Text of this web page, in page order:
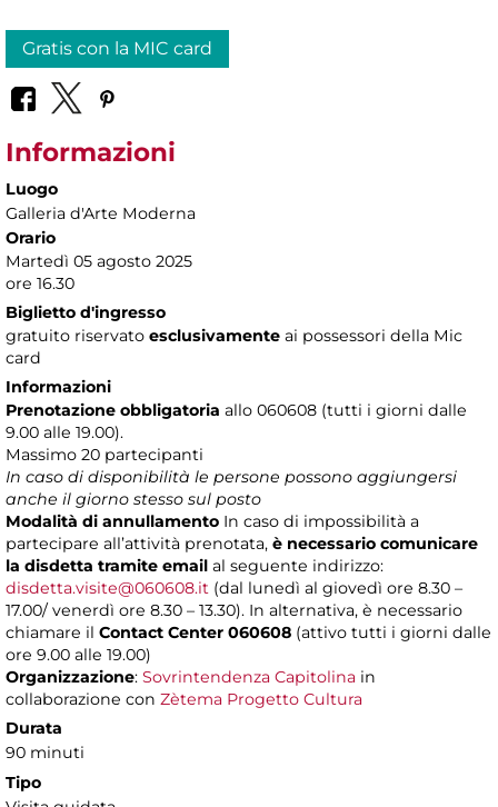
Gratis con la MIC card
Informazioni
Luogo
Galleria d'Arte Moderna
Orario
Martedì 05 agosto 2025
ore 16.30
Biglietto d'ingresso
gratuito riservato esclusivamente ai possessori della Mic
card
Informazioni
Prenotazione obbligatoria allo 060608 (tutti i giorni dalle
9.00 alle 19.00).
Massimo 20 partecipanti
In caso di disponibilità le persone possono aggiungersi
anche il giorno stesso sul posto
Modalità di annullamento In caso di impossibilità a
partecipare all’attività prenotata, è necessario comunicare
la disdetta tramite email al seguente indirizzo:
disdetta.visite@060608.it (dal lunedì al giovedì ore 8.30 –
17.00/ venerdì ore 8.30 – 13.30). In alternativa, è necessario
chiamare il Contact Center 060608 (attivo tutti i giorni dalle
ore 9.00 alle 19.00)
Organizzazione: Sovrintendenza Capitolina in
collaborazione con Zètema Progetto Cultura
Durata
90 minuti
Tipo